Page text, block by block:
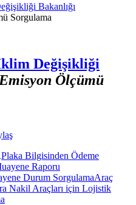
Bakanlığı
Sorgulama
Değişikliği
Emisyon Ölçümü
Plaka Bilgisinden Ödeme
Raporu
Durum SorgulamaAraç
Nakil Araçları için Lojistik